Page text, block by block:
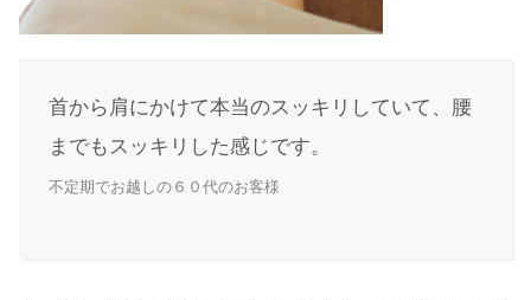
首から肩にかけて本当のスッキリしていて、腰
までもスッキリした感じです。
不定期でお越しの６０代のお客様